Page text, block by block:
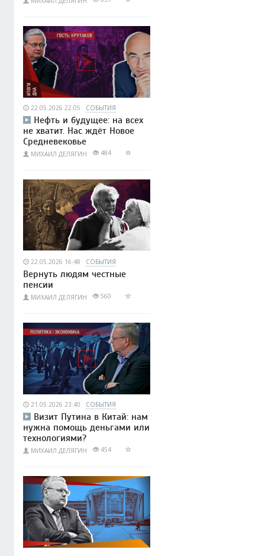
22.05.2026 22:05 СОБЫТИЯ
Нефть и будущее: на всех
не хватит. Нас ждёт Новое
Средневековье
МИХАИЛ ДЕЛЯГИН 484
22.05.2026 16:48 СОБЫТИЯ
Вернуть людям честные
пенсии
МИХАИЛ ДЕЛЯГИН 560
21.05.2026 23:40 СОБЫТИЯ
Визит Путина в Китай: нам
нужна помощь деньгами или
технологиями?
МИХАИЛ ДЕЛЯГИН 454